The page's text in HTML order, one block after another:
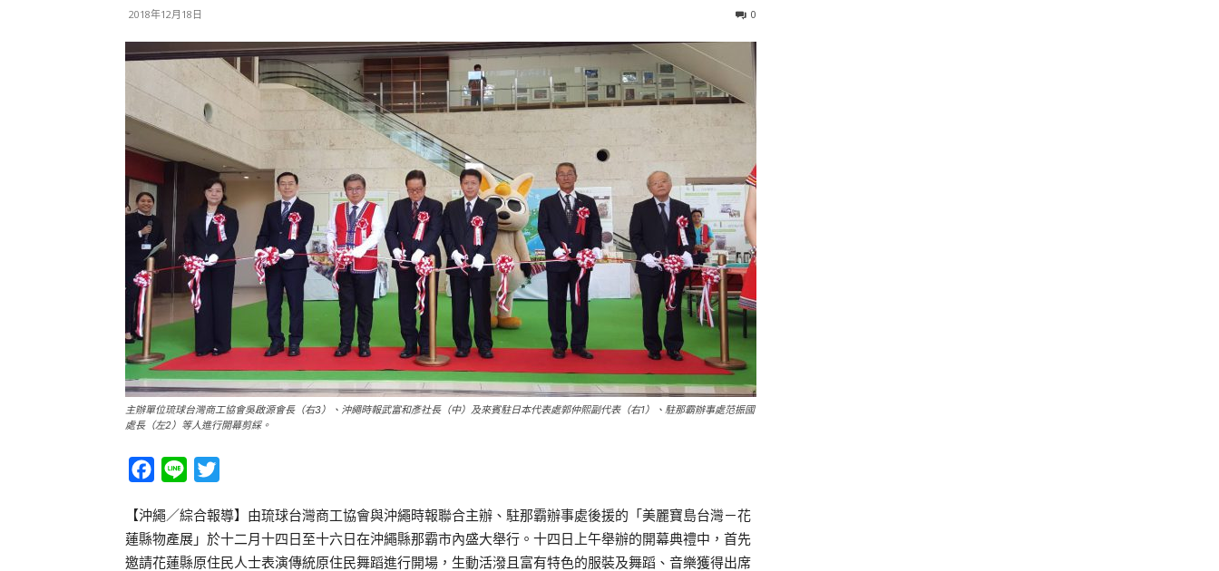
2018年12月18日 0
主辦單位琉球台灣商工協會吳啟源會長（右3）、沖繩時報武富和彥社長（中）及來賓駐日本代表處郭仲熙副代表（右1）、駐那霸辦事處范振國
處長（左2）等人進行開幕剪綵。
Facebook
Line
【沖繩／綜合報導】由琉球台灣商工協會與沖繩時報聯合主辦、駐那霸辦事處後援的「美麗寶島台灣－花
蓮縣物產展」於十二月十四日至十六日在沖繩縣那霸市內盛大舉行。十四日上午舉辦的開幕典禮中，首先
邀請花蓮縣原住民人士表演傳統原住民舞蹈進行開場，生動活潑且富有特色的服裝及舞蹈、音樂獲得出席